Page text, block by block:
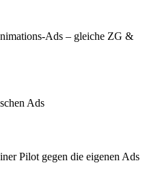
Ads – gleiche ZG &
Ads
Pilot gegen die eigenen Ads